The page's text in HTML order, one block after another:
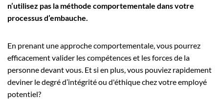
n’utilisez pas la méthode comportementale dans votre
processus d’embauche.
En prenant une approche comportementale, vous pourrez
efficacement valider les compétences et les forces de la
personne devant vous. Et si en plus, vous pouviez rapidement
deviner le degré d’intégrité ou d'éthique chez votre employé
potentiel?